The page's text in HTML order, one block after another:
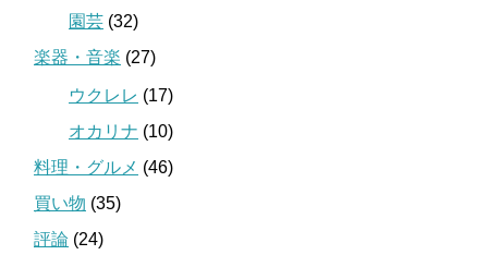
園芸 (32)
楽器・音楽 (27)
ウクレレ (17)
オカリナ (10)
料理・グルメ (46)
買い物 (35)
評論 (24)